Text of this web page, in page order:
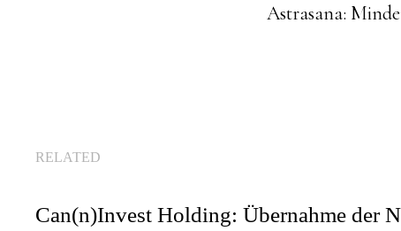
Astrasana:
RELATED
Can(n)Invest Holding: Übernahme der